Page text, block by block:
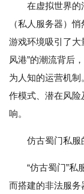
在虚拟世界的
（私人服务器）
游戏环境吸引了大
风港”的潮流背后
为人知的运营机制
作模式、潜在风
响。
仿古蜀门私服
“仿古蜀门”私
而搭建的非法服务